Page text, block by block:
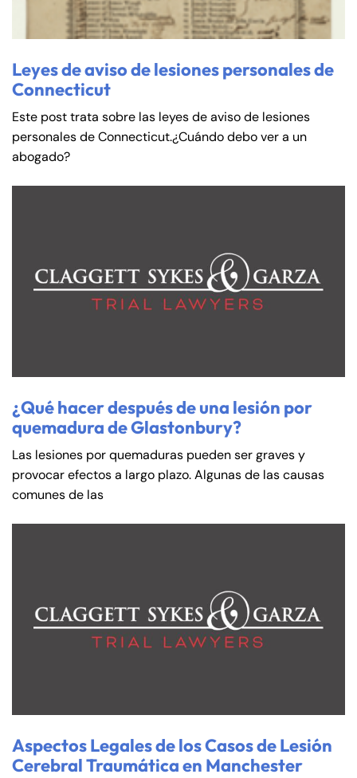
Leyes de aviso de lesiones personales de
Connecticut
Este post trata sobre las leyes de aviso de lesiones
personales de Connecticut.¿Cuándo debo ver a un
abogado?
¿Qué hacer después de una lesión por
quemadura de Glastonbury?
Las lesiones por quemaduras pueden ser graves y
provocar efectos a largo plazo. Algunas de las causas
comunes de las
Aspectos Legales de los Casos de Lesión
Cerebral Traumática en Manchester